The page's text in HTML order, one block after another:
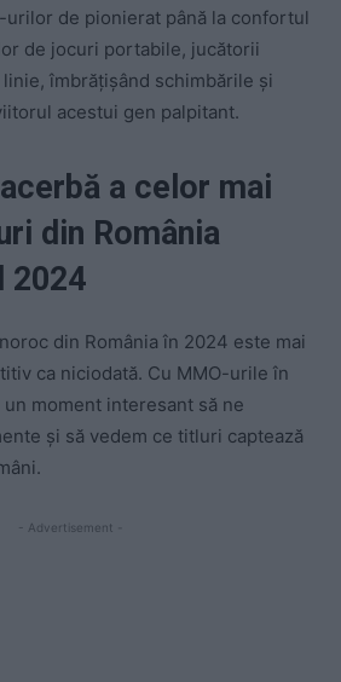
urilor de pionierat până la confortul
de jocuri portabile, jucătorii
îmbrățișând schimbările și
acestui gen palpitant.
a celor mai
din România
2024
din România în 2024 este mai
ca niciodată. Cu MMO-urile în
moment interesant să ne
și să vedem ce titluri captează
- Advertisement -